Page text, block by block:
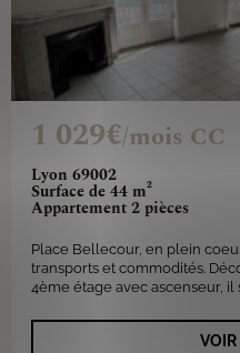
Lyon 69002
Surface de 44 m²
Appartement 2 pièces
1 029€/mois CC
Place Bellecour, en plein
transports et commodités.
4ème étage avec ascenseur, il
VOIR